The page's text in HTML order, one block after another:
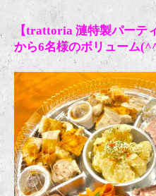
【trattoria 漣特製パー
から6名様のボリューム